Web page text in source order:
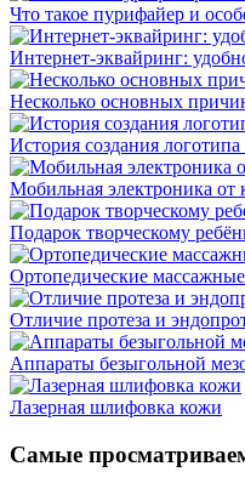
Что такое пурифайер и
Интернет-эквайринг:
Несколько основных
История создания
Мобильная электроника от
Подарок творческому
Ортопедические массажные
Отличие протеза и
Аппараты безыгольной
Лазерная шлифовка кожи
Самые